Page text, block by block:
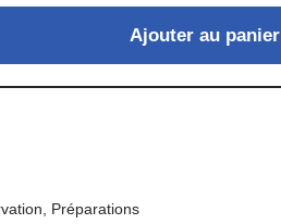
Ajouter au panier
, Préparations